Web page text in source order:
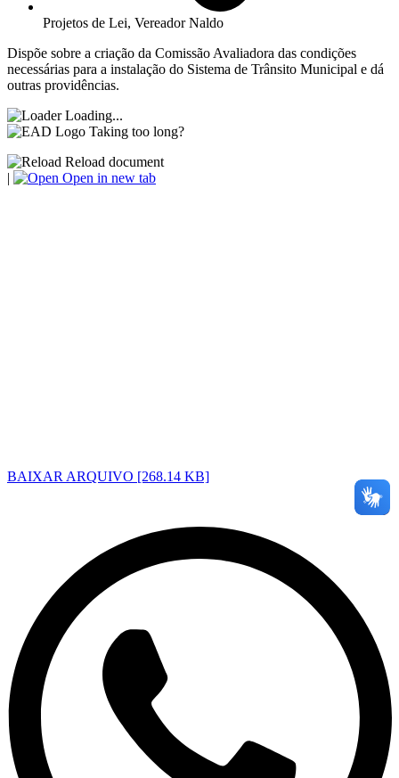
Projetos de Lei, Vereador Naldo
Dispõe sobre a criação da Comissão Avaliadora das condições
necessárias para a instalação do Sistema de Trânsito Municipal e dá
outras providências.
Loading...
Taking too long?
Reload document
|
Open in new tab
BAIXAR ARQUIVO [268.14 KB]